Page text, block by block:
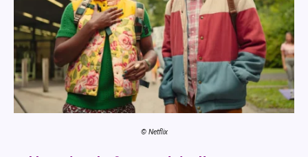
© Netflix